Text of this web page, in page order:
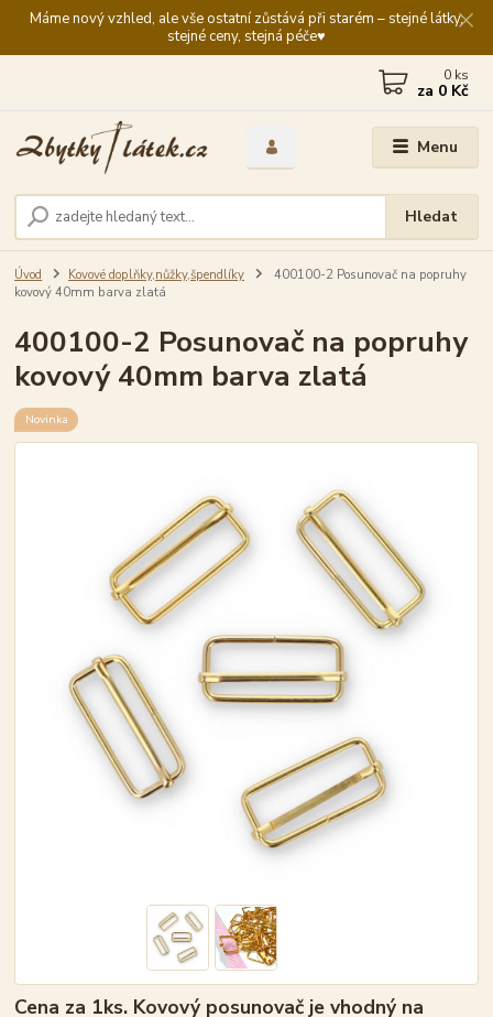
Máme nový vzhled, ale vše ostatní zůstává při starém – stejné látky,
stejné ceny, stejná péče♥️
Menu
Hledat
0 ks
za 0 Kč
Úvod Kovové doplňky,nůžky,špendlíky
400100-2 Posunovač na popruhy
kovový 40mm barva zlatá
400100-2 Posunovač na popruhy
kovový 40mm barva zlatá
Novinka
Cena za 1ks. Kovový posunovač je vhodný na